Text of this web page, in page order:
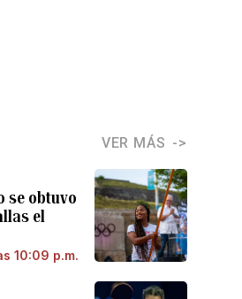
VER MÁS
se obtuvo
el
10:09 p.m.